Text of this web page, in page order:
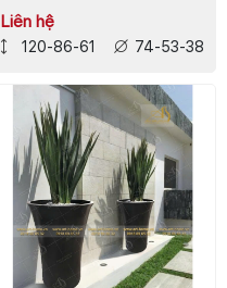
Liên hệ
120-86-61 74-53-38